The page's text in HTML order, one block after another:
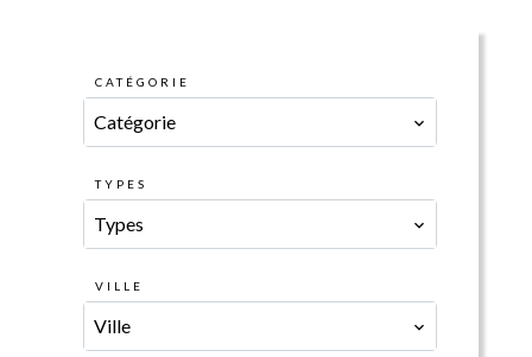
CATÉGORIE
Catégorie
TYPES
Types
VILLE
Ville